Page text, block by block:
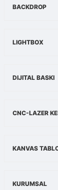
Ürün resmi
BACKDROP
LIGHTBOX
DIJITAL BASKI
CNC-LAZER
KANVAS
KURUMSAL